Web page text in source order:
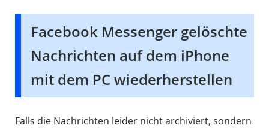
Facebook Messenger gelöschte
Nachrichten auf dem iPhone
mit dem PC wiederherstellen
Falls die Nachrichten leider nicht archiviert, sondern